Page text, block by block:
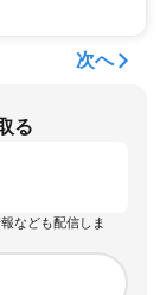
次へ
る
なども配信しま